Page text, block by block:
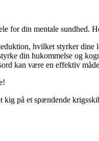
for din mentale sundhed.
hvilket styrker dine
din hukommelse og
kan være en effektiv
kig på et spændende